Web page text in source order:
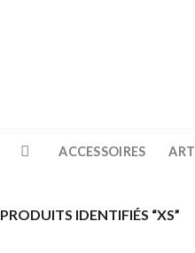
ACCESSOIRES ART
PRODUITS IDENTIFIÉS “XS”